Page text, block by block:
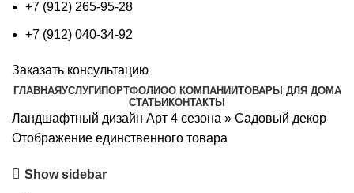
+7 (912) 265-95-28
+7 (912) 040-34-92
Заказать консультацию
ГЛАВНАЯУСЛУГИ ПОРТФОЛИОО КОМПАНИИТОВАРЫ ДЛЯ ДОМА
СТАТЬИ КОНТАКТЫ
Ландшафтный дизайн Арт 4 сезона » Садовый декор
Отображение единственного товара
Show sidebar